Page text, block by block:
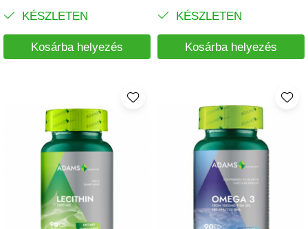
KÉSZLETEN
Kosárba helyezés
KÉSZLETEN
Kosárba helyezés